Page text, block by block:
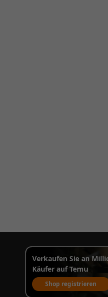
Verkaufen Sie an
Käufer auf Temu
Shop registrieren